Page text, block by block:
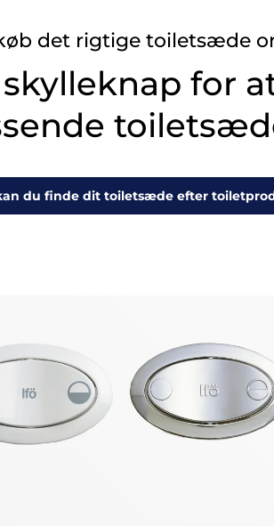
det rigtige toiletsæde
for
du finde dit toiletsæde efter